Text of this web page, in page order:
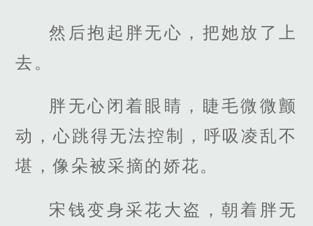
然后抱起胖无心，把她放了上
去。
胖无心闭着眼睛，睫毛微微颤
动，心跳得无法控制，呼吸凌乱不
堪，像朵被采摘的娇花。
宋钱变身采花大盗，朝着胖无